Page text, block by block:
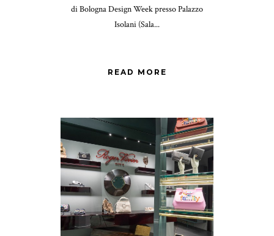
di Bologna Design Week presso Palazzo
Isolani (Sala...
READ MORE